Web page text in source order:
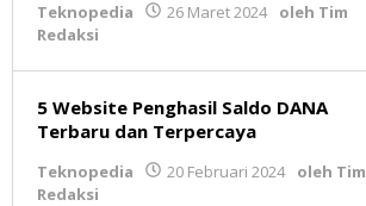
Teknopedia 26 Maret 2024 oleh Tim
Redaksi
5 Website Penghasil Saldo DANA
Terbaru dan Terpercaya
Teknopedia 20 Februari 2024 oleh Tim
Redaksi